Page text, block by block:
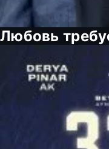
Любовь